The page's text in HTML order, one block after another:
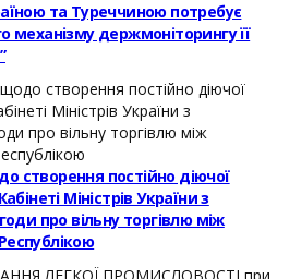
та Туреччиною потребує
механізму держмоніторингу її
створення постійно діючої
Міністрів України з
про вільну торгівлю між